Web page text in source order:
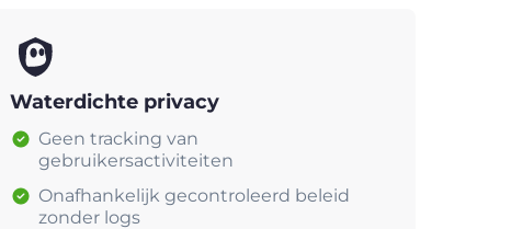
Waterdichte privacy
Geen tracking van
gebruikersactiviteiten
Onafhankelijk gecontroleerd beleid
zonder logs